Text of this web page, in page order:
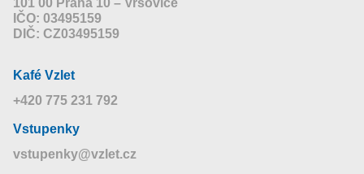
101 00 Praha 10 – Vršovice
IČO: 03495159
DIČ: CZ03495159
Kafé Vzlet
+420 775 231 792
Vstupenky
vstupenky@vzlet.cz